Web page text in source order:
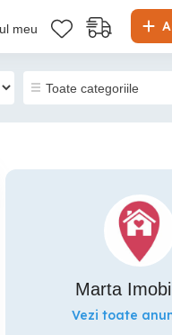
meu
Marta
Vezi toate